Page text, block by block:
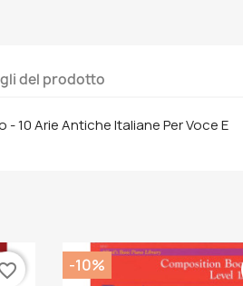
del prodotto
10 Arie Antiche Italiane Per Voce E
-10%